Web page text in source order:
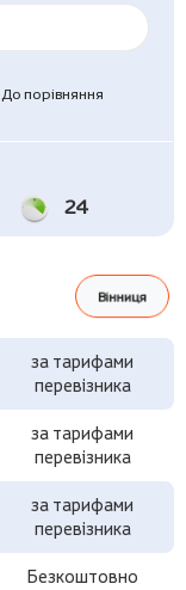
До порівняння
24
Вінниця
за тарифами
перевізника
за тарифами
перевізника
за тарифами
перевізника
Безкоштовно